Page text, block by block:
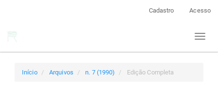
Cadastro Acesso
Toggle
Início Arquivos n. 7 (1990) Edição Completa